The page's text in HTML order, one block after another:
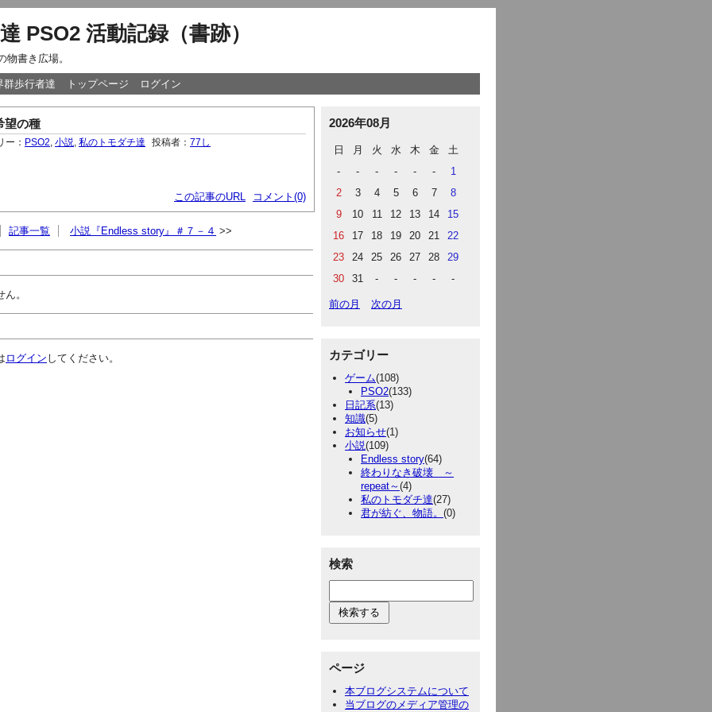
PSO2 活動記録（書跡）
物書き広場。
群歩行者達 トップページ ログイン
望の種
ー： PSO2 小説 私のトモダチ達 投稿者： 77し
この記事のURL コメント(0)
記事一覧 小説『Endless story』＃７－４
。
ログイン してください。
2026年08月
日 月 火 水 木 金
土
-
- - - - -
1
2
3 4 5 6 7
8
9
10 11 12 13 14
15
16
17 18 19 20 21
22
23
24 25 26 27 28
29
30
31 - - - - -
前の月 次の月
カテゴリー
ゲーム(108)
PSO2(133)
日記系(13)
知識(5)
お知らせ(1)
小説(109)
Endless story(64)
終わりなき破壊 ～
repeat～(4)
私のトモダチ達(27)
君が紡ぐ、物語。 (0)
検索
ページ
本ブログシステムについて
当ブログのメディア管理の